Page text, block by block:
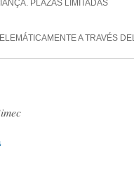
PLAZAS LIMITADAS
A TRAVÉS